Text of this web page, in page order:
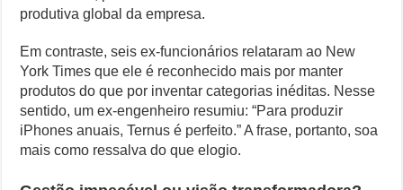
produtiva global da empresa.
Em contraste, seis ex-funcionários relataram ao New
York Times que ele é reconhecido mais por manter
produtos do que por inventar categorias inéditas. Nesse
sentido, um ex-engenheiro resumiu: “Para produzir
iPhones anuais, Ternus é perfeito.” A frase, portanto, soa
mais como ressalva do que elogio.